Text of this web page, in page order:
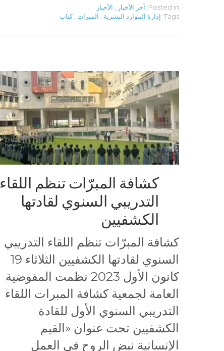
Posted in: آخر الأخبار
الأخبار
Tags: إدارة الموارد البشرية المبرات كتاب
كشافة المبرّات تنظم اللقاء
التدريبي السنوي لقادتها
الكشفيين
كشافة المبرّات تنظم اللقاء التدريبي
السنوي لقادتها الكشفيين الثلاثاء 19
كانون الأول 2023 نظمت المفوضية
العامة لجمعية كشافة المبرات اللقاء
التدريبي السنوي الأول للقادة
الكشفيين تحت عنوان «القيم
الإنسانية نبض الروح في العمل